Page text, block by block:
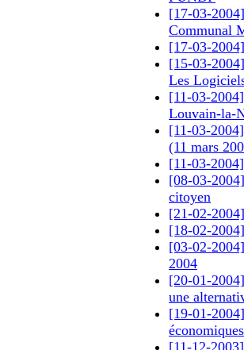
[17-03-
Communal
[17-03-
[15-03-
Les
[11-03-
Louvain-la-
[11-03-
(11 mars
[11-03-
[08-03-
citoyen
[21-02-
[18-02-
[03-02-
2004
[20-01-
une
[19-01-
[11-12-